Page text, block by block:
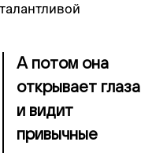
А потом она
открывает глаза
и видит
привычные